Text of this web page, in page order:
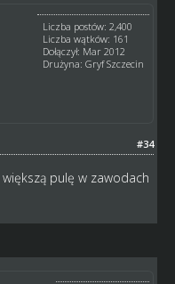
Liczba postów: 2,400
Liczba wątków: 161
Dołączył: Mar 2012
Drużyna: Gryf Szczecin
#34
większą pulę w zawodach